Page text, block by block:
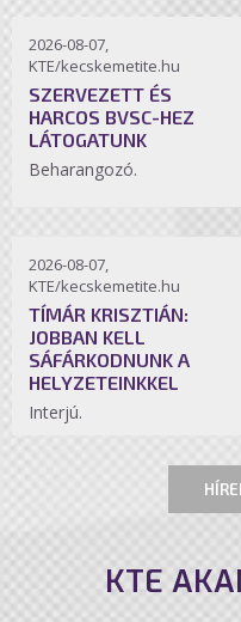
2026-08-07,
KTE/kecskemetite.hu
SZERVEZETT ÉS
HARCOS BVSC-HEZ
LÁTOGATUNK
Beharangozó.
2026-08-07,
KTE/kecskemetite.hu
TÍMÁR KRISZTIÁN:
JOBBAN KELL
SÁFÁRKODNUNK A
HELYZETEINKKEL
Interjú.
KTE